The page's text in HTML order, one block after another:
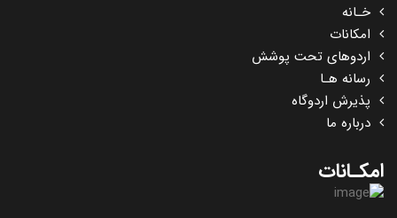
خـانه
امکانات
اردوهای تحت پوشش
رسانه هـا
پذیرش اردوگاه
درباره ما
امکـانات